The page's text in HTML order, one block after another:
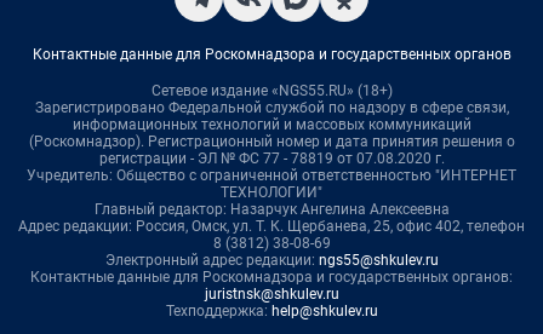
Контактные данные для Роскомнадзора и государственных органов
Сетевое издание «NGS55.RU» (18+)
Зарегистрировано Федеральной службой по надзору в сфере связи,
информационных технологий и массовых коммуникаций
(Роскомнадзор). Регистрационный номер и дата принятия решения о
регистрации - ЭЛ № ФС 77 - 78819 от 07.08.2020 г.
Учредитель: Общество с ограниченной ответственностью "ИНТЕРНЕТ
ТЕХНОЛОГИИ"
Главный редактор: Назарчук Ангелина Алексеевна
Адрес редакции: Россия, Омск, ул. Т. К. Щербанева, 25, офис 402, телефон
8 (3812) 38-08-69
Электронный адрес редакции: ngs55@shkulev.ru
Контактные данные для Роскомнадзора и государственных органов:
juristnsk@shkulev.ru
Техподдержка: help@shkulev.ru